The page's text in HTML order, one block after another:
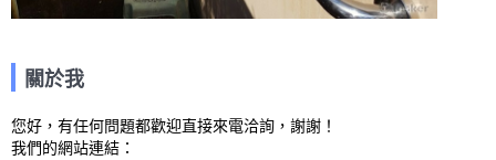
關於我
您好，有任何問題都歡迎直接來電洽詢，謝謝！
我們的網站連結：